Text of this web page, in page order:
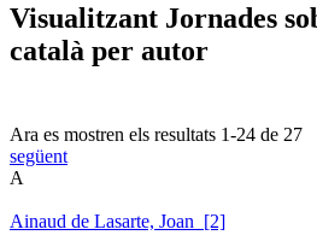
Visualitzant Jornades
català per autor
Ara es mostren els resultats 1-24 de 27
següent
A
Ainaud de Lasarte, Joan [2]